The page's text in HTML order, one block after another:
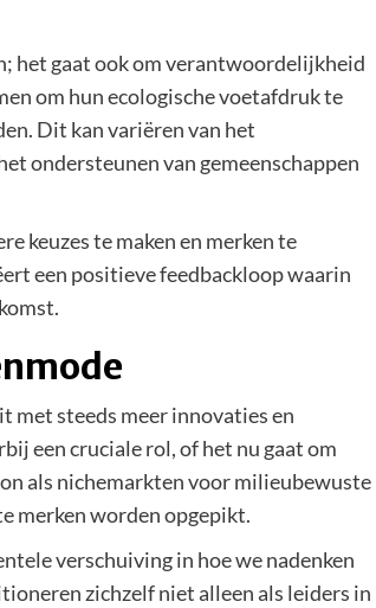
het gaat ook om verantwoordelijkheid
om hun ecologische voetafdruk te
Dit kan variëren van het
ondersteunen van gemeenschappen
keuzes te maken en merken te
een positieve feedbackloop waarin
met steeds meer innovaties en
een cruciale rol, of het nu gaat om
als nichemarkten voor milieubewuste
merken worden opgepikt.
verschuiving in hoe we nadenken
zichzelf niet alleen als leiders in